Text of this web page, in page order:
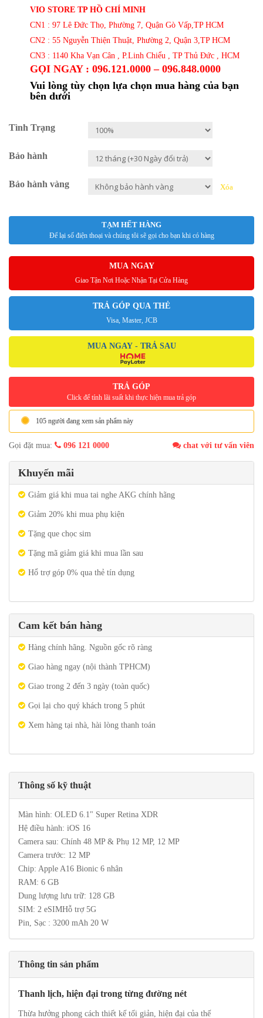
VIO STORE TP HỒ CHÍ MINH
CN1 : 97 Lê Đức Thọ, Phường 7, Quận Gò Vấp,TP HCM
CN2 : 55 Nguyễn Thiện Thuật, Phường 2, Quận 3,TP HCM
CN3 : 1140 Kha Vạn Cân , P.Linh Chiểu , TP Thủ Đức , HCM
GỌI NGAY : 096.121.0000 – 096.848.0000
Vui lòng tùy chọn lựa chọn mua hàng của bạn
bên dưới
Tình Trạng
Bảo hành
Bảo hành vàng Xóa
TẠM HẾT HÀNG
Để lại số điện thoại và chúng tôi sẽ gọi cho bạn khi có hàng
MUA NGAY
Giao Tận Nơi Hoặc Nhận Tại Cửa Hàng
TRẢ GÓP QUA THẺ
Visa, Master, JCB
MUA NGAY - TRẢ SAU
TRẢ GÓP
Click để tính lãi suất khi thực hiện mua trả góp
105 người đang xem sản phẩm này
Gọi đặt mua: 096 121 0000 chat với tư vấn viên
Khuyến mãi
Giảm giá khi mua tai nghe AKG chính hãng
Giảm 20% khi mua phụ kiện
Tặng que chọc sim
Tặng mã giảm giá khi mua lần sau
Hổ trợ góp 0% qua thẻ tín dụng
Cam kết bán hàng
Hàng chính hãng. Nguồn gốc rõ ràng
Giao hàng ngay (nội thành TPHCM)
Giao trong 2 đến 3 ngày (toàn quốc)
Gọi lại cho quý khách trong 5 phút
Xem hàng tại nhà, hài lòng thanh toán
Thông số kỹ thuật
Màn hình: OLED 6.1" Super Retina XDR
Hệ điều hành: iOS 16
Camera sau: Chính 48 MP & Phụ 12 MP, 12 MP
Camera trước: 12 MP
Chip: Apple A16 Bionic 6 nhân
RAM: 6 GB
Dung lượng lưu trữ: 128 GB
SIM: 2 eSIMHỗ trợ 5G
Pin, Sạc : 3200 mAh 20 W
Thông tin sản phẩm
Thanh lịch, hiện đại trong từng đường nét
Thừa hưởng phong cách thiết kế tối giản, hiện đại của thế